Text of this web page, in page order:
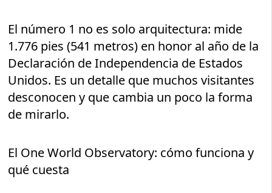
El número 1 no es solo arquitectura: mide
1.776 pies (541 metros) en honor al año de la
Declaración de Independencia de Estados
Unidos. Es un detalle que muchos visitantes
desconocen y que cambia un poco la forma
de mirarlo.
El One World Observatory: cómo funciona y
qué cuesta